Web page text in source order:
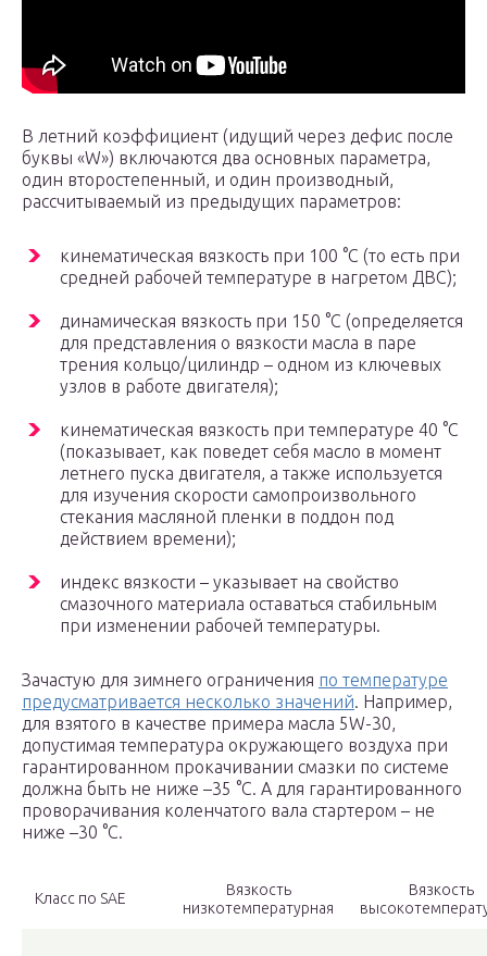
В летний коэффициент (идущий через дефис после
буквы «W») включаются два основных параметра,
один второстепенный, и один производный,
рассчитываемый из предыдущих параметров:
кинематическая вязкость при 100 °C (то есть при
средней рабочей температуре в нагретом ДВС);
динамическая вязкость при 150 °C (определяется
для представления о вязкости масла в паре
трения кольцо/цилиндр – одном из ключевых
узлов в работе двигателя);
кинематическая вязкость при температуре 40 °C
(показывает, как поведет себя масло в момент
летнего пуска двигателя, а также используется
для изучения скорости самопроизвольного
стекания масляной пленки в поддон под
действием времени);
индекс вязкости – указывает на свойство
смазочного материала оставаться стабильным
при изменении рабочей температуры.
Зачастую для зимнего ограничения по температуре
предусматривается несколько значений. Например,
для взятого в качестве примера масла 5W-30,
допустимая температура окружающего воздуха при
гарантированном прокачивании смазки по системе
должна быть не ниже –35 °C. А для гарантированного
проворачивания коленчатого вала стартером – не
ниже –30 °C.
Класс по SAE
Вязкость
низкотемпературная
Вязкость